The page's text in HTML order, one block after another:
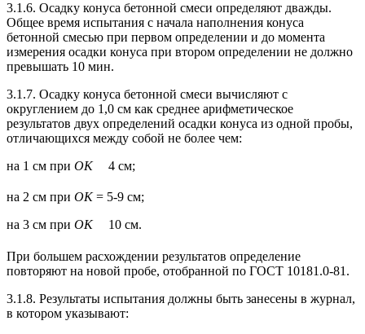
3.1.6. Осадку конуса бетонной смеси определяют дважды.
Общее время испытания с начала наполнения конуса
бетонной смесью при первом определении и до момента
измерения осадки конуса при втором определении не должно
превышать 10 мин.
3.1.7. Осадку конуса бетонной смеси вычисляют с
округлением до 1,0 см как среднее арифметическое
результатов двух определений осадки конуса из одной пробы,
отличающихся между собой не более чем:
на 1 см при ОК 4 см;
на 2 см при ОК= 5-9 см;
на 3 см при ОК 10 см.
При большем расхождении результатов определение
повторяют на новой пробе, отобранной по ГОСТ 10181.0-81.
3.1.8. Результаты испытания должны быть занесены в журнал,
в котором указывают: